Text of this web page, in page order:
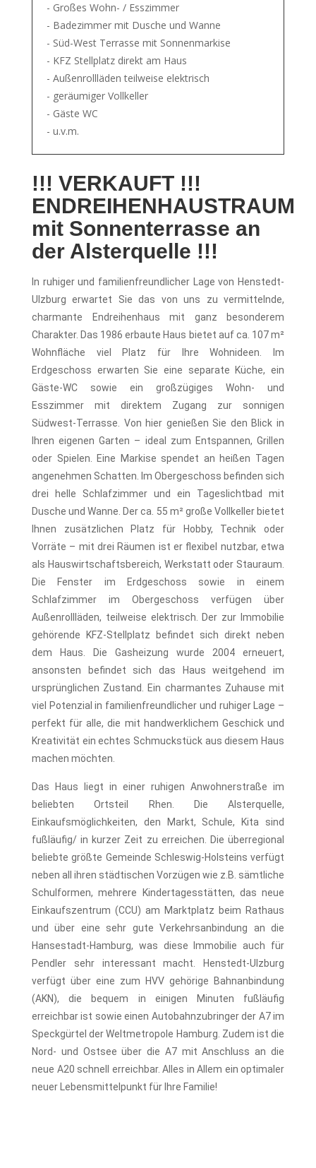
- Großes Wohn- / Esszimmer
- Badezimmer mit Dusche und Wanne
- Süd-West Terrasse mit Sonnenmarkise
- KFZ Stellplatz direkt am Haus
- Außenrollläden teilweise elektrisch
- geräumiger Vollkeller
- Gäste WC
- u.v.m.
!!! VERKAUFT !!!
ENDREIHENHAUSTRAUM
mit Sonnenterrasse an
der Alsterquelle !!!
In ruhiger und familienfreundlicher Lage von Henstedt-
Ulzburg erwartet Sie das von uns zu vermittelnde,
charmante Endreihenhaus mit ganz besonderem
Charakter. Das 1986 erbaute Haus bietet auf ca. 107 m²
Wohnfläche viel Platz für Ihre Wohnideen. Im
Erdgeschoss erwarten Sie eine separate Küche, ein
Gäste-WC sowie ein großzügiges Wohn- und
Esszimmer mit direktem Zugang zur sonnigen
Südwest-Terrasse. Von hier genießen Sie den Blick in
Ihren eigenen Garten – ideal zum Entspannen, Grillen
oder Spielen. Eine Markise spendet an heißen Tagen
angenehmen Schatten. Im Obergeschoss befinden sich
drei helle Schlafzimmer und ein Tageslichtbad mit
Dusche und Wanne. Der ca. 55 m² große Vollkeller bietet
Ihnen zusätzlichen Platz für Hobby, Technik oder
Vorräte – mit drei Räumen ist er flexibel nutzbar, etwa
als Hauswirtschaftsbereich, Werkstatt oder Stauraum.
Die Fenster im Erdgeschoss sowie in einem
Schlafzimmer im Obergeschoss verfügen über
Außenrollläden, teilweise elektrisch. Der zur Immobilie
gehörende KFZ-Stellplatz befindet sich direkt neben
dem Haus. Die Gasheizung wurde 2004 erneuert,
ansonsten befindet sich das Haus weitgehend im
ursprünglichen Zustand. Ein charmantes Zuhause mit
viel Potenzial in familienfreundlicher und ruhiger Lage –
perfekt für alle, die mit handwerklichem Geschick und
Kreativität ein echtes Schmuckstück aus diesem Haus
machen möchten.
Das Haus liegt in einer ruhigen Anwohnerstraße im
beliebten Ortsteil Rhen. Die Alsterquelle,
Einkaufsmöglichkeiten, den Markt, Schule, Kita sind
fußläufig/ in kurzer Zeit zu erreichen. Die überregional
beliebte größte Gemeinde Schleswig-Holsteins verfügt
neben all ihren städtischen Vorzügen wie z.B. sämtliche
Schulformen, mehrere Kindertagesstätten, das neue
Einkaufszentrum (CCU) am Marktplatz beim Rathaus
und über eine sehr gute Verkehrsanbindung an die
Hansestadt-Hamburg, was diese Immobilie auch für
Pendler sehr interessant macht. Henstedt-Ulzburg
verfügt über eine zum HVV gehörige Bahnanbindung
(AKN), die bequem in einigen Minuten fußläufig
erreichbar ist sowie einen Autobahnzubringer der A7 im
Speckgürtel der Weltmetropole Hamburg. Zudem ist die
Nord- und Ostsee über die A7 mit Anschluss an die
neue A20 schnell erreichbar. Alles in Allem ein optimaler
neuer Lebensmittelpunkt für Ihre Familie!